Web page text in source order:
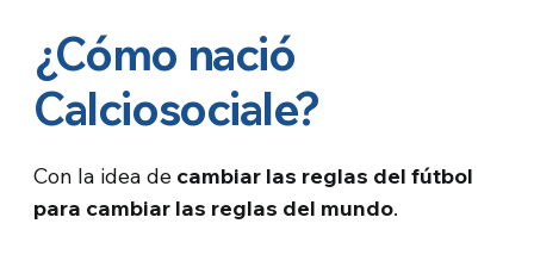
¿Cómo nació
Calciosociale?
Con la idea de cambiar las reglas del fútbol
para cambiar las reglas del mundo.